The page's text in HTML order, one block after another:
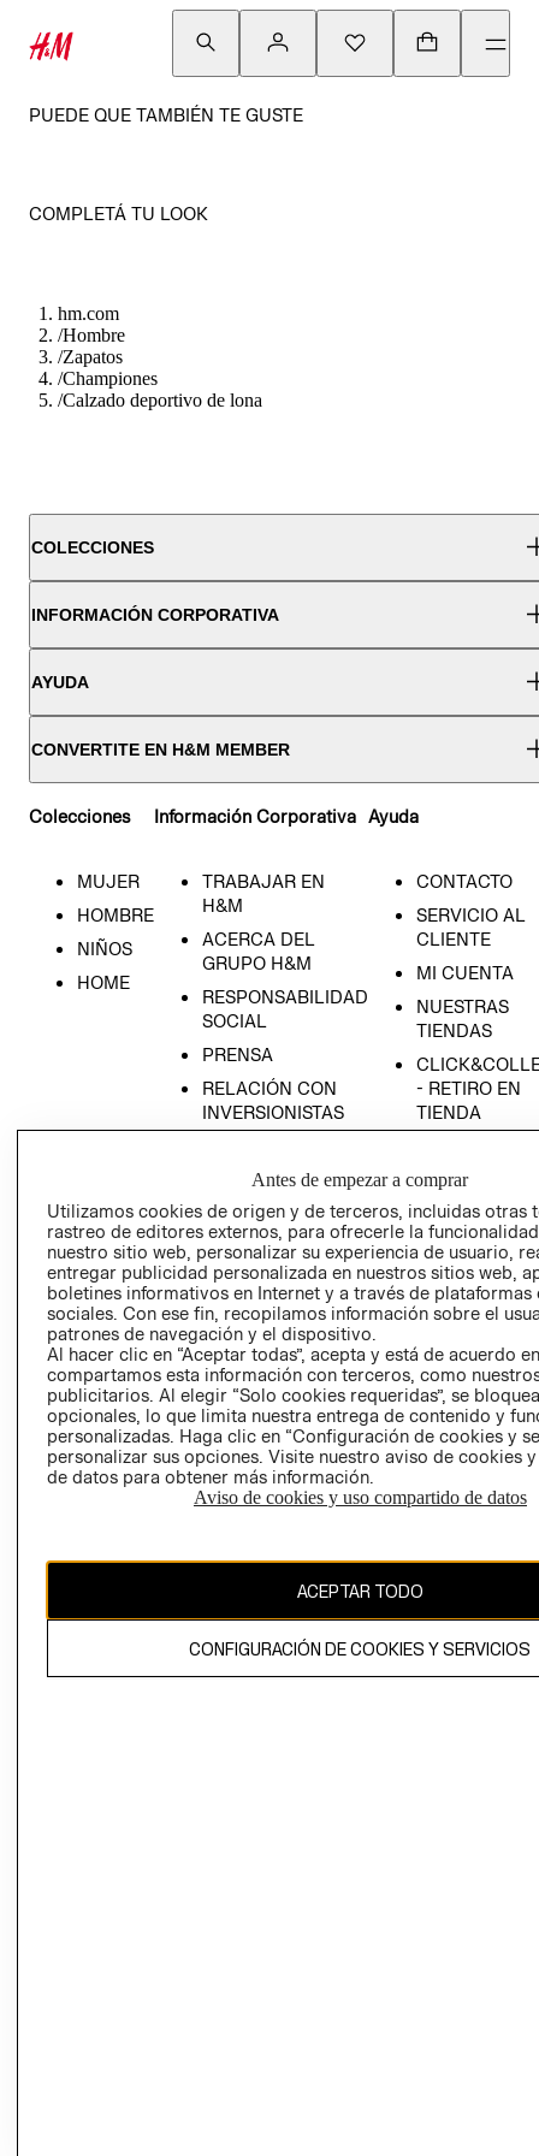
PUEDE QUE TAMBIÉN TE GUSTE
COMPLETÁ TU LOOK
hm.com
/Hombre
/Zapatos
/Championes
/Calzado deportivo de lona
COLECCIONES
INFORMACIÓN CORPORATIVA
AYUDA
CONVERTITE EN H&M MEMBER
Colecciones
MUJER
HOMBRE
NIÑOS
HOME
Información Corporativa
TRABAJAR EN
H&M
ACERCA DEL
GRUPO H&M
RESPONSABILIDAD
SOCIAL
PRENSA
RELACIÓN CON
INVERSIONISTAS
EMPRESARIAL
Ayuda
CONTACTO
SERVICIO AL
CLIENTE
MI CUENTA
NUESTRAS
TIENDAS
- RETIRO EN
TIENDA
AVISO DE
PRIVACIDAD
GIFT CARD
AVISO DE
COOKIES
Uruguay ($U)
El contenido de esta página web está protegido por copyright y es
propiedad de H&M Hennes & Mauritz AB.
Antes de empezar a comprar
Utilizamos cookies de origen y de terceros, incluidas otras
rastreo de editores externos, para ofrecerle la
nuestro sitio web, personalizar su experiencia de usuario,
entregar publicidad personalizada en nuestros sitios web,
boletines informativos en Internet y a través de plataformas
sociales. Con ese fin, recopilamos información sobre el
patrones de navegación y el dispositivo.
Al hacer clic en “Aceptar todas”, acepta y está de acuerdo
compartamos esta información con terceros, como
publicitarios. Al elegir “Solo cookies requeridas”, se
opcionales, lo que limita nuestra entrega de contenido y
personalizadas. Haga clic en “Configuración de cookies y
personalizar sus opciones. Visite nuestro aviso de cookies
de datos para obtener más información.
Aviso de cookies y uso compartido de datos
ACEPTAR TODO
CONFIGURACIÓN DE COOKIES Y SERVICIOS